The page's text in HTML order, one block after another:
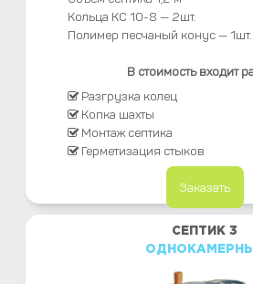
Кольца КС 10-8 — 2шт.
Полимер песчаный конус — 1шт.
В стоимость входит
Разгрузка колец
Копка шахты
Монтаж септика
Герметизация стыков
Заказать
СЕПТИК 3